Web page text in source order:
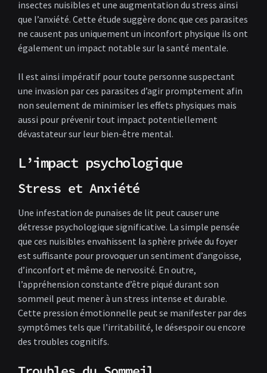
insectes nuisibles et une augmentation du stress ainsi
que l’anxiété. Cette étude suggère donc que ces parasites
ne causent pas uniquement un inconfort physique ils ont
également un impact notable sur la santé mentale.
Il est ainsi impératif pour toute personne suspectant
une invasion par ces parasites d’agir promptement afin
non seulement de minimiser les effets physiques mais
aussi pour prévenir tout impact potentiellement
dévastateur sur leur bien-être mental.
L’impact psychologique
Stress et Anxiété
Une infestation de punaises de lit peut causer une
détresse psychologique significative. La simple pensée
que ces nuisibles envahissent la sphère privée du foyer
est suffisante pour provoquer un sentiment d’angoisse,
d’inconfort et même de nervosité. En outre,
l’appréhension constante d’être piqué durant son
sommeil peut mener à un stress intense et durable.
Cette pression émotionnelle peut se manifester par des
symptômes tels que l’irritabilité, le désespoir ou encore
des troubles cognitifs.